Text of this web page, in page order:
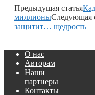
Предыдущая статья
миллионыСледующая
защитит… щедрость
О нас
Авторам
Наши
партнеры
Контакты